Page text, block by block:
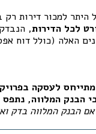
לכל הדירות
אם הבנק המלווה בדק